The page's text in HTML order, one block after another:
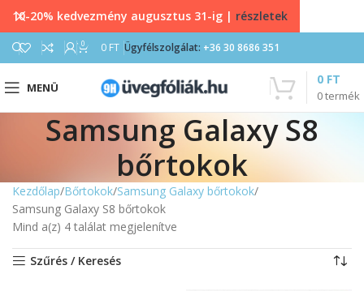
0 0 FT Ügyfélszolgálat: +36 30 8686 351
MENÜ
0termék
0 FT
Samsung Galaxy S8
bőrtokok
Kezdőlap Bőrtokok Samsung Galaxy bőrtokok
Samsung Galaxy S8 bőrtokok
Mind a(z) 4 találat megjelenítve
Szűrés / Keresés
10-20% kedvezmény augusztus 31-ig | részletek